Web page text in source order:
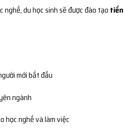
du học sinh sẽ được đào tạo
mới bắt đầu
ngành
học nghề và làm việc